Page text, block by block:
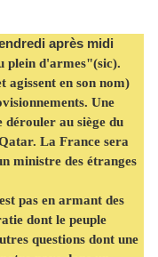
après midi
plein d'armes"(sic).
agissent en son nom)
Une
dérouler au siège du
La France sera
ministre des étranges
pas en armant des
dont le peuple
questions dont une